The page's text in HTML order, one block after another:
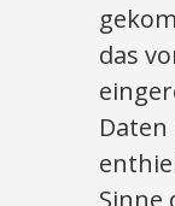
das
Sinne